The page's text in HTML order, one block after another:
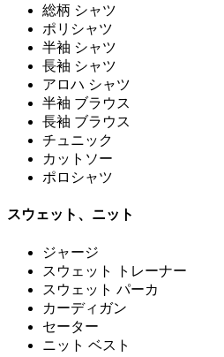
総柄 シャツ
ポリシャツ
半袖 シャツ
長袖 シャツ
アロハ シャツ
半袖 ブラウス
長袖 ブラウス
チュニック
カットソー
ポロシャツ
スウェット、ニット
ジャージ
スウェット トレーナー
スウェット パーカ
カーディガン
セーター
ニット ベスト